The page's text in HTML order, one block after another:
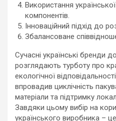
Використання
компонентів.
Інноваційний підхід до
Збалансоване
Сучасні українські бренди
розглядають турботу про
екологічної
впровадив циклічність
матеріали та підтримку
Завдяки цьому вибір на
українського виробника –